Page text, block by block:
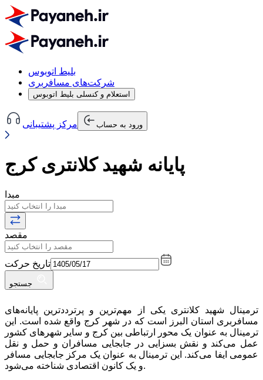
بلیط اتوبوس
شرکت‌های مسافربری
استعلام و کنسلی بلیط اتوبوس
مرکز پشتیبانی ورود به حساب
پایانه شهید کلانتری کرج
مبدا
مقصد
تاریخ حرکت
ترمینال شهید کلانتری یکی از مهم‌ترین و پرترددترین پایانه‌های
مسافربری استان البرز است که در شهر کرج واقع شده است. این
ترمینال به عنوان یک محور ارتباطی بین کرج و سایر شهرهای کشور
عمل می‌کند و نقش بسزایی در جابجایی مسافران و حمل و نقل
عمومی ایفا می‌کند. این ترمینال به عنوان یک مرکز جابجایی مسافر
و یک کانون اقتصادی شناخته می‌شود.